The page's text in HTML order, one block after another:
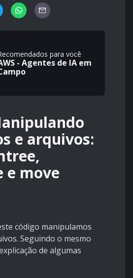
para você
- Agentes de IA em
e arquivos:
e move
código manipulamos
Seguindo o mesmo
de algumas